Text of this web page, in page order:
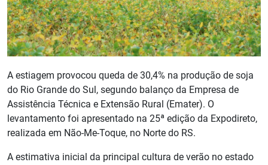
A estiagem provocou queda de 30,4% na produção de soja
do Rio Grande do Sul, segundo balanço da Empresa de
Assistência Técnica e Extensão Rural (Emater). O
levantamento foi apresentado na 25ª edição da Expodireto,
realizada em Não-Me-Toque, no Norte do RS.
A estimativa inicial da principal cultura de verão no estado